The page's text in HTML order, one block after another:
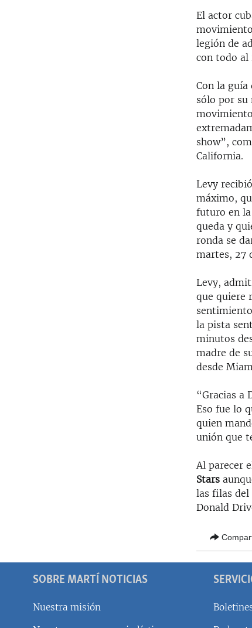
El actor
legión de
con todo al
Con la guía
sólo por su
show”,
California.
Levy
máximo,
futuro en la
queda y
ronda se
martes, 27
Levy,
que quiere
la pista
minutos
madre de
desde
“Gracias a
Eso fue lo
quien
unión que
Al parecer
Stars
las filas del
Donald
SOBRE MARTÍ NOTICIAS
Nuestra misión